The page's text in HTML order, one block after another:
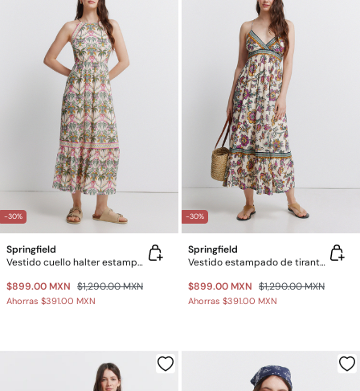
-30%
Springfield
Vestido cuello halter estampado
$899.00 MXN $1,290.00 MXN
Ahorras $391.00 MXN
-30%
Springfield
Vestido estampado de tirante cruzado
$899.00 MXN $1,290.00 MXN
Ahorras $391.00 MXN